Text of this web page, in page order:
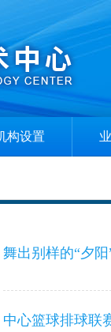
构设置
舞出别样的“夕
中心篮球排球联